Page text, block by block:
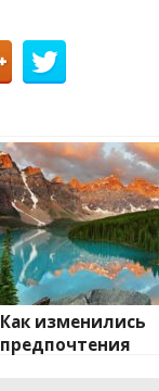
Как изменились
предпочтения